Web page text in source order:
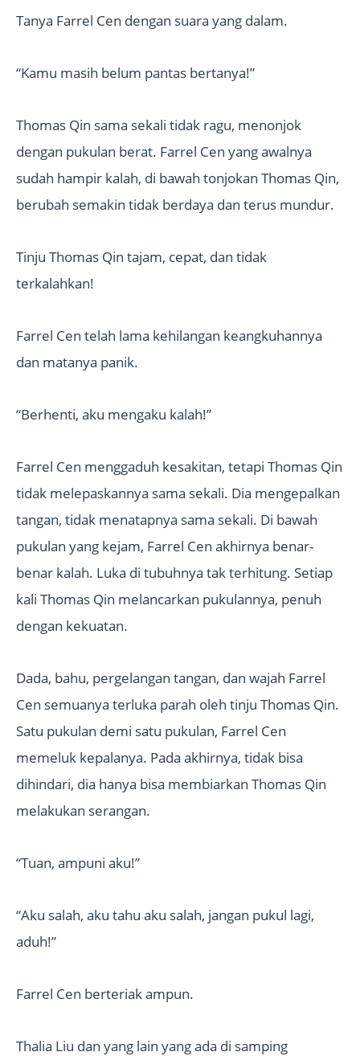
Tanya Farrel Cen dengan suara yang dalam.
“Kamu masih belum pantas bertanya!”
Thomas Qin sama sekali tidak ragu, menonjok
dengan pukulan berat. Farrel Cen yang awalnya
sudah hampir kalah, di bawah tonjokan Thomas Qin,
berubah semakin tidak berdaya dan terus mundur.
Tinju Thomas Qin tajam, cepat, dan tidak
terkalahkan!
Farrel Cen telah lama kehilangan keangkuhannya
dan matanya panik.
“Berhenti, aku mengaku kalah!”
Farrel Cen menggaduh kesakitan, tetapi Thomas Qin
tidak melepaskannya sama sekali. Dia mengepalkan
tangan, tidak menatapnya sama sekali. Di bawah
pukulan yang kejam, Farrel Cen akhirnya benar-
benar kalah. Luka di tubuhnya tak terhitung. Setiap
kali Thomas Qin melancarkan pukulannya, penuh
dengan kekuatan.
Dada, bahu, pergelangan tangan, dan wajah Farrel
Cen semuanya terluka parah oleh tinju Thomas Qin.
Satu pukulan demi satu pukulan, Farrel Cen
memeluk kepalanya. Pada akhirnya, tidak bisa
dihindari, dia hanya bisa membiarkan Thomas Qin
melakukan serangan.
“Tuan, ampuni aku!”
“Aku salah, aku tahu aku salah, jangan pukul lagi,
aduh!”
Farrel Cen berteriak ampun.
Thalia Liu dan yang lain yang ada di samping